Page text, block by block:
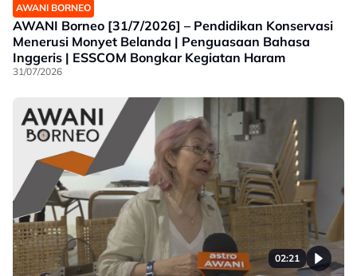
AWANI BORNEO
AWANI Borneo [31/7/2026] – Pendidikan Konservasi
Menerusi Monyet Belanda | Penguasaan Bahasa
Inggeris | ESSCOM Bongkar Kegiatan Haram
31/07/2026
02:21